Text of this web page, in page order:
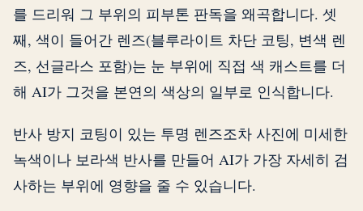
를 드리워 그 부위의 피부톤 판독을 왜곡합니다. 셋
째, 색이 들어간 렌즈(블루라이트 차단 코팅, 변색 렌
즈, 선글라스 포함)는 눈 부위에 직접 색 캐스트를 더
해 AI가 그것을 본연의 색상의 일부로 인식합니다.
반사 방지 코팅이 있는 투명 렌즈조차 사진에 미세한
녹색이나 보라색 반사를 만들어 AI가 가장 자세히 검
사하는 부위에 영향을 줄 수 있습니다.